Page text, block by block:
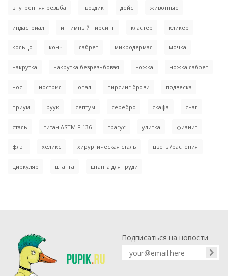
внутренняя резьба гвоздик дейс животные
индастриал интимный пирсинг кластер кликер
кольцо конч лабрет микродермал мочка
накрутка накрутка безрезьбовая ножка ножка лабрет
нос нострил опал пирсинг брови подвеска
приум руук септум серебро скафа снаг
сталь титан ASTM F-136 трагус улитка фианит
флэт хеликс хирургическая сталь цветы/растения
циркуляр штанга штанга для груди
Подписаться на новости